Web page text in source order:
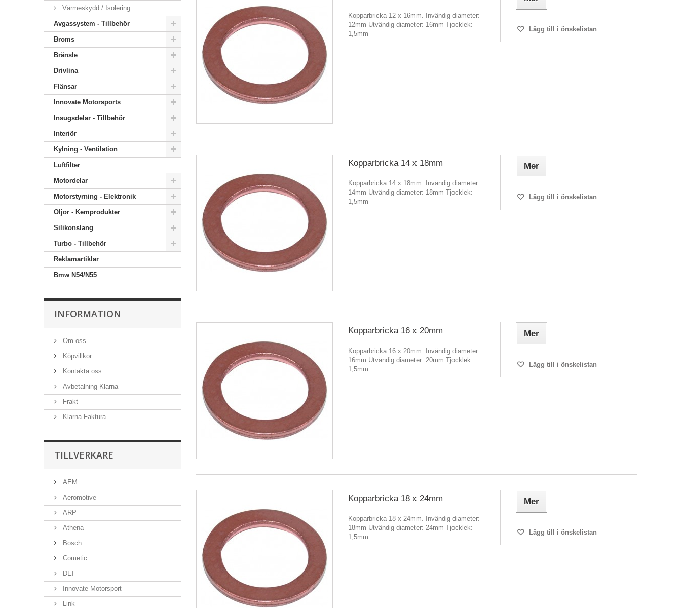
Värmeskydd / Isolering
Avgassystem - Tillbehör
Broms
Bränsle
Drivlina
Flänsar
Innovate Motorsports
Insugsdelar - Tillbehör
Interiör
Kylning - Ventilation
Luftfilter
Motordelar
Motorstyrning - Elektronik
Oljor - Kemprodukter
Silikonslang
Turbo - Tillbehör
Reklamartiklar
Bmw N54/N55
INFORMATION
Om oss
Köpvillkor
Kontakta oss
Avbetalning Klarna
Frakt
Klarna Faktura
TILLVERKARE
AEM
Aeromotive
ARP
Athena
Bosch
Cometic
DEI
Innovate Motorsport
Link
Kopparbricka 12 x 16mm. Invändig diameter:
12mm Utvändig diameter: 16mm Tjocklek:
1,5mm
Lägg till i önskelistan
Kopparbricka 14 x 18mm
Kopparbricka 14 x 18mm. Invändig diameter:
14mm Utvändig diameter: 18mm Tjocklek:
1,5mm
Mer
Lägg till i önskelistan
Kopparbricka 16 x 20mm
Kopparbricka 16 x 20mm. Invändig diameter:
16mm Utvändig diameter: 20mm Tjocklek:
1,5mm
Mer
Lägg till i önskelistan
Kopparbricka 18 x 24mm
Kopparbricka 18 x 24mm. Invändig diameter:
18mm Utvändig diameter: 24mm Tjocklek:
1,5mm
Mer
Lägg till i önskelistan